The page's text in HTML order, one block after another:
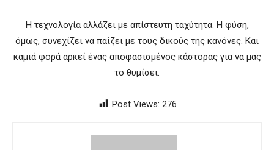
Η τεχνολογία αλλάζει με απίστευτη ταχύτητα. Η φύση,
όμως, συνεχίζει να παίζει με τους δικούς της κανόνες. Και
καμιά φορά αρκεί ένας αποφασισμένος κάστορας για να μας
το θυμίσει.
Post Views: 276